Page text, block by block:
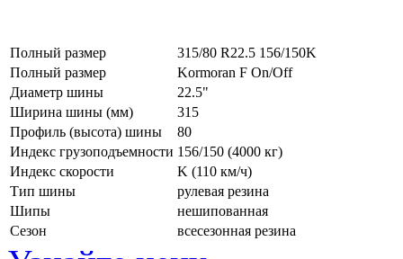
Полный размер
315/80 R22.5 156/150K
Полный размер
Kormoran F On/Off
Диаметр шины
22.5"
Ширина шины (мм)
315
Профиль (высота) шины
80
Индекс грузоподъемности 156/150 (4000 кг)
Индекс скорости
K (110 км/ч)
Тип шины
рулевая резина
Шипы
нешипованная
Сезон
всесезонная резина